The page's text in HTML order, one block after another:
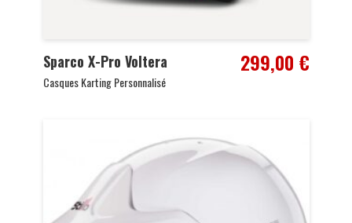
Sparco X-Pro Voltera 299,00 €
Casques Karting Personnalisé